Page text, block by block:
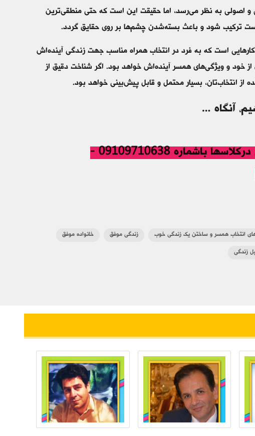
و اصولی به نظر می‌رسد، اما حقیقت این است که حتی منطقی‌ترین
ترکیب شود و باعث بسته‌شدن چشم‌ها بر روی حقایق گردد.
است که به فرد در انتخاب همراه مناسب جهت زندگی آینده‌اش
و ویژگی‌های همسر آینده‌اش خواهد بود. اگر شناخت دقیق از
از انتخاب‌تان، بسیار محتمل و قابل پیش‌بینی خواهد بود.
آنگاه …
جهت حضور درکلاسهای مجتمع نخبگان وهماهنگی درکلاسها باشماره 09109710638 -
انتخاب همسر و ساختن یک زندگی خوب زندگی موفق خانواده موفق
زندگی